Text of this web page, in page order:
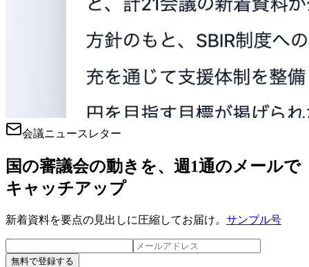
会議ニュースレター
国の審議会の動きを、週1通のメールで
キャッチアップ
新着資料を要点の見出しに圧縮してお届け。 サンプル号
無料で登録する